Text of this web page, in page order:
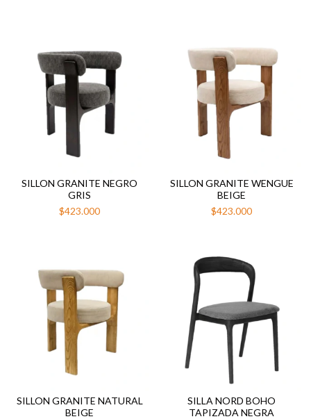
SILLON GRANITE NEGRO
GRIS
$423.000
SILLON GRANITE WENGUE
BEIGE
$423.000
SILLON GRANITE NATURAL
BEIGE
SILLA NORD BOHO
TAPIZADA NEGRA